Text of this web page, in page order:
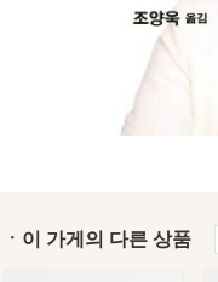
ㆍ이 가게의 다른 상품